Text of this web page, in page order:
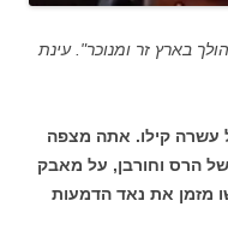
בארץ זר ומנוכר". עינת
עשרה קילו. אתה מצפה
הרס וחורבן, על מאבק
מזמן את נאד הדמעות